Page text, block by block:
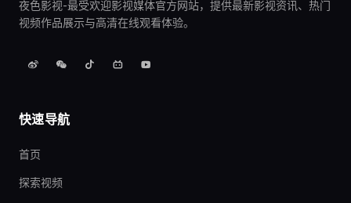
夜色影视-最受欢迎影视媒体官方网站，提供最新影视资讯、热门
视频作品展示与高清在线观看体验。
快速导航
首页
探索视频